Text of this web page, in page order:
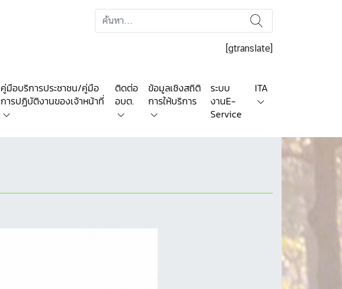
[gtranslate]
คู่มือบริการประชาชน/คู่มือ
การปฏิบัติงานของเจ้าหน้าที่
ติดต่อ
อบต.
ข้อมูลเชิงสถิติ
การให้บริการ
ระบบ
งานE-
Service
ITA